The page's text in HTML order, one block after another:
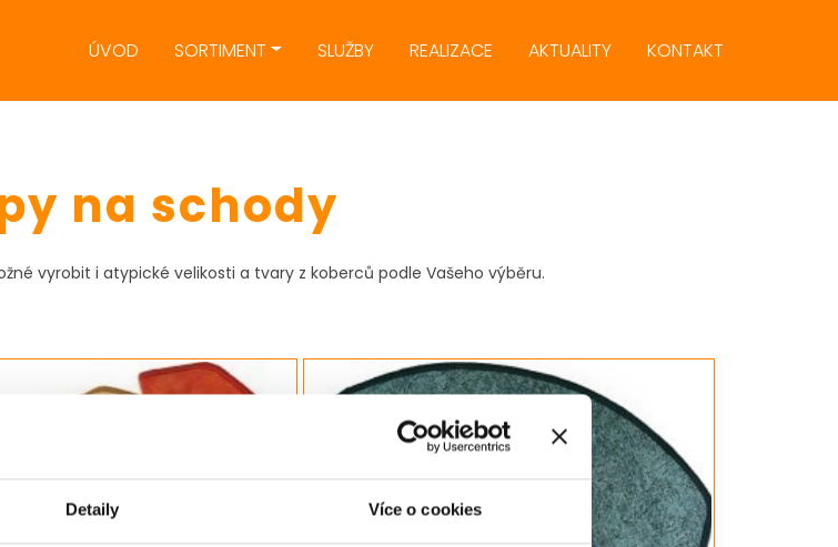
Detaily Více o cookies
ÚVOD SORTIMENT SLUŽBY REALIZACE AKTUALITY KONTAKT
na schody
vyrobit i atypické velikosti a tvary z koberců podle Vašeho výběru.